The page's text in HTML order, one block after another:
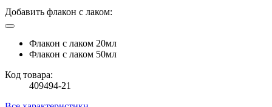
Добавить флакон с лаком:
Флакон с лаком 20мл
Флакон с лаком 50мл
Код товара:
409494-21